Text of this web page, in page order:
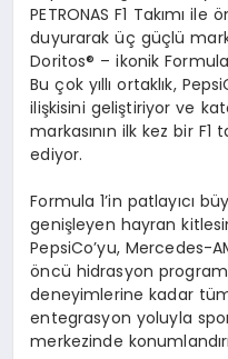
PETRONAS F1 Takımı
duyurarak üç güçlü
Doritos® – ikonik
Bu çok yıllı ortaklık,
ilişkisini geliştiriyor ve
markasının ilk kez bir F1
ediyor.
Formula 1’in patlayıcı
genişleyen hayran
PepsiCo’yu, Mercedes-
öncü hidrasyon
deneyimlerine kadar
entegrasyon yoluyla
merkezinde